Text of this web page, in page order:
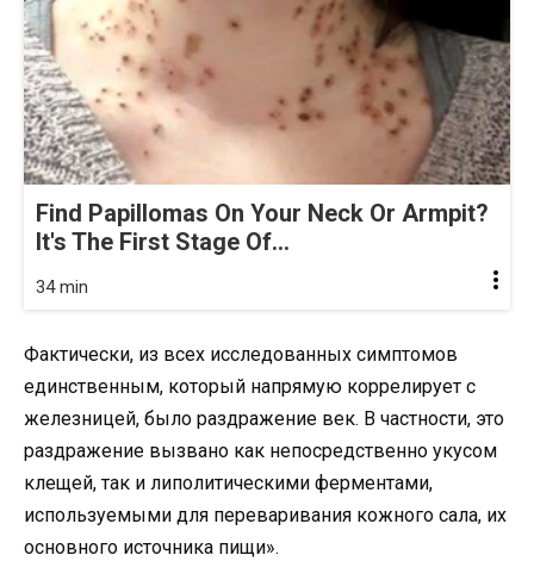
Find Papillomas On Your Neck Or Armpit?
It's The First Stage Of...
34 min
Фактически, из всех исследованных симптомов
единственным, который напрямую коррелирует с
железницей, было раздражение век. В частности, это
раздражение вызвано как непосредственно укусом
клещей, так и липолитическими ферментами,
используемыми для переваривания кожного сала, их
основного источника пищи».